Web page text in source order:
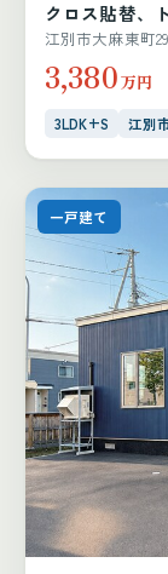
クロス貼替、
江別市大麻東町
3,380万円
3LDK+S 江別
一戸建て